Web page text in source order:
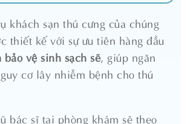
khách sạn thú cưng của chúng
thiết kế với sự ưu tiên hàng đầu
bảo vệ sinh sạch sẽ, giúp ngăn
cơ lây nhiễm bệnh cho thú
bác sĩ tại phòng khám sẽ theo